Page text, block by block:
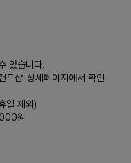
있습니다.
드샵-상세페이지에서 확인
일 제외)
원